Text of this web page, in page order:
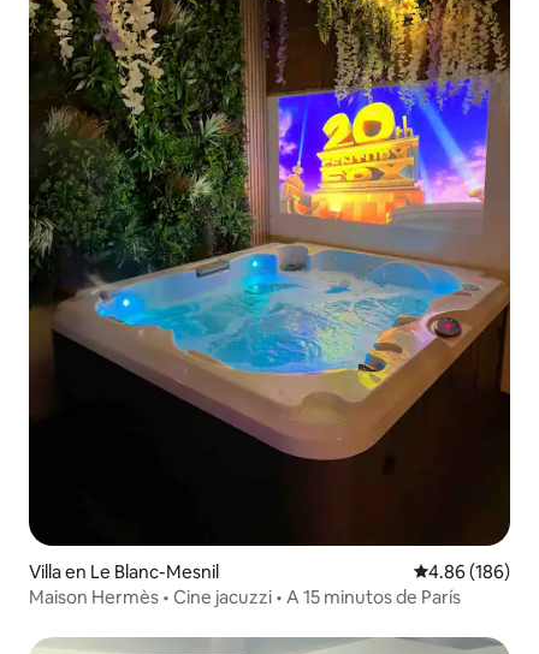
Villa en Le Blanc-Mesnil Calificación
4.86 (186)
Maison Hermès • Cine jacuzzi • A 15 minutos de París